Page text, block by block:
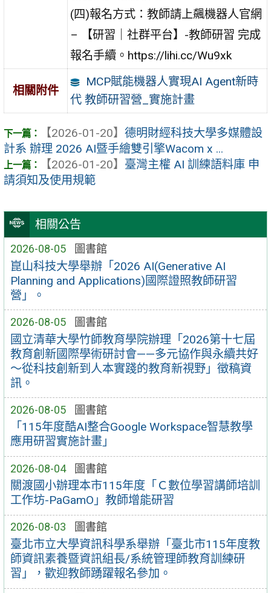
相關公告
2026-08-05 圖書館
崑山科技大學舉辦「2026 AI(Generative AI
Planning and Applications)國際證照教師研習
營」。
2026-08-05 圖書館
國立清華大學竹師教育學院辦理「2026第十七屆
教育創新國際學術研討會——多元協作與永續共好
～從科技創新到人本實踐的教育新視野」徵稿資
訊。
2026-08-05 圖書館
「115年度酷AI整合Google Workspace智慧教學
應用研習實施計畫」
2026-08-04 圖書館
關渡國小辦理本市115年度「Ｃ數位學習講師培訓
工作坊-PaGamO」教師增能研習
2026-08-03 圖書館
臺北市立大學資訊科學系舉辦「臺北市115年度教
師資訊素養暨資訊組長/系統管理師教育訓練研
習」，歡迎教師踴躍報名參加。
(四)報名方式：教師請上飆機器人官網
– 【研習｜社群平台】-教師研習 完成
報名手續。https://lihi.cc/Wu9xk
相關附件
MCP賦能機器人實現AI Agent新時
代 教師研習營_實施計畫
【2026-01-20】 德明財經科技大學多媒體設
計系 辦理 2026 AI暨手繪雙引擎Wacom x ...
【2026-01-20】 臺灣主權 AI 訓練語料庫 申
請須知及使用規範